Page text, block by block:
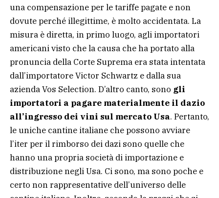
una compensazione per le tariffe pagate e non
dovute perché illegittime, è molto accidentata. La
misura è diretta, in primo luogo, agli importatori
americani visto che la causa che ha portato alla
pronuncia della Corte Suprema era stata intentata
dall’importatore Victor Schwartz e dalla sua
azienda Vos Selection. D’altro canto, sono gli
importatori a pagare materialmente il dazio
all’ingresso dei vini sul mercato Usa. Pertanto,
le uniche cantine italiane che possono avviare
l’iter per il rimborso dei dazi sono quelle che
hanno una propria società di importazione e
distribuzione negli Usa. Ci sono, ma sono poche e
certo non rappresentative dell’universo delle